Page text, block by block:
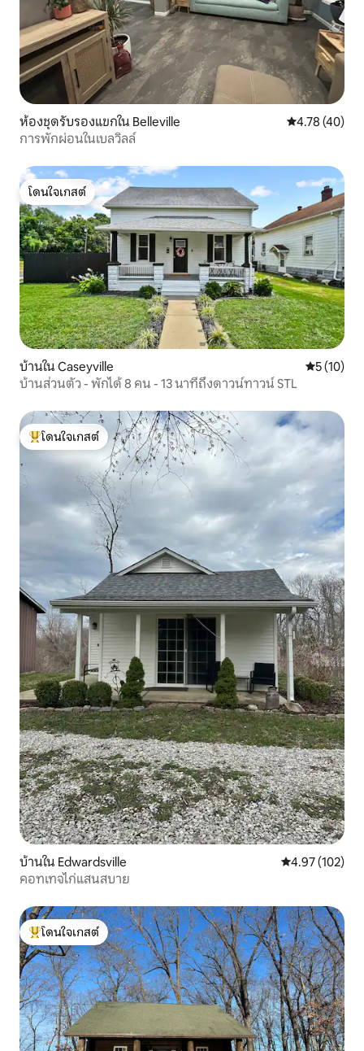
ห้องชุดรับรองแขกใน Belleville คะแนนเฉลี่ย
4.78 (40)
การพักผ่อนในเบลวิลล์
โดนใจเกสต์
โดนใจเกสต์
บ้านใน Caseyville คะแนนเฉลี่
5 (10)
บ้านส่วนตัว - พักได้ 8 คน - 13 นาทีถึงดาวน์ทาวน์ STL
โดนใจเกสต์ที่สุด
โดนใจเกสต์
บ้านใน Edwardsville คะแนนเฉลี่ย
4.97 (102)
คอทเทจไก่แสนสบาย
โดนใจเกสต์ที่สุด
โดนใจเกสต์